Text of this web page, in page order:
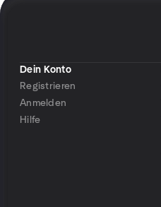
Dein Konto
Registrieren
Anmelden
Hilfe